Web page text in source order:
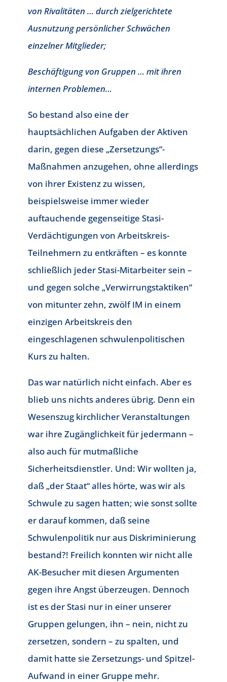
von Rivalitäten … durch zielgerichtete
Ausnutzung persönlicher Schwächen
einzelner Mitglieder;
Beschäftigung von Gruppen … mit ihren
internen Problemen…
So bestand also eine der
hauptsächlichen Aufgaben der Aktiven
darin, gegen diese „Zersetzungs“-
Maßnahmen anzugehen, ohne allerdings
von ihrer Existenz zu wissen,
beispielsweise immer wieder
auftauchende gegenseitige Stasi-
Verdächtigungen von Arbeitskreis-
Teilnehmern zu entkräften – es konnte
schließlich jeder Stasi-Mitarbeiter sein –
und gegen solche „Verwirrungstaktiken“
von mitunter zehn, zwölf IM in einem
einzigen Arbeitskreis den
eingeschlagenen schwulenpolitischen
Kurs zu halten.
Das war natürlich nicht einfach. Aber es
blieb uns nichts anderes übrig. Denn ein
Wesenszug kirchlicher Veranstaltungen
war ihre Zugänglichkeit für jedermann –
also auch für mutmaßliche
Sicherheitsdienstler. Und: Wir wollten ja,
daß „der Staat“ alles hörte, was wir als
Schwule zu sagen hatten; wie sonst sollte
er darauf kommen, daß seine
Schwulenpolitik nur aus Diskriminierung
bestand?! Freilich konnten wir nicht alle
AK-Besucher mit diesen Argumenten
gegen ihre Angst überzeugen. Dennoch
ist es der Stasi nur in einer unserer
Gruppen gelungen, ihn – nein, nicht zu
zersetzen, sondern – zu spalten, und
damit hatte sie Zersetzungs- und Spitzel-
Aufwand in einer Gruppe mehr.